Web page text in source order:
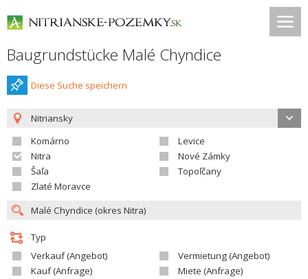
Baugrundstücke Malé Chyndice
Diese Suche speichern
Nitriansky
Komárno
Levice
Nitra
Nové Zámky
Šaľa
Topoľčany
Zlaté Moravce
Typ
Verkauf (Angebot)
Vermietung (Angebot)
Kauf (Anfrage)
Miete (Anfrage)